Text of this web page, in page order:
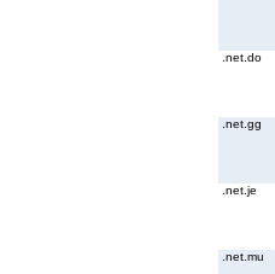
.net.do
.net.gg
.net.je
.net.mu